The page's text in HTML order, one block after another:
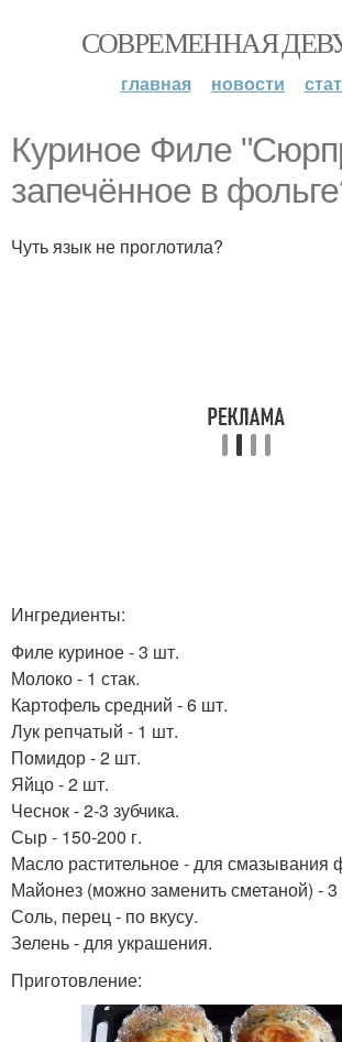
СОВРЕМЕННАЯ
главная новости
Куриное Филе
запечённое в
Чуть язык не проглотила?
Ингредиенты:
Филе куриное - 3 шт.
Молоко - 1 стак.
Картофель средний - 6 шт.
Лук репчатый - 1 шт.
Помидор - 2 шт.
Яйцо - 2 шт.
Чеснок - 2-3 зубчика.
Сыр - 150-200 г.
Масло растительное - для смазывания
Майонез (можно заменить сметаной) - 3
Соль, перец - по вкусу.
Зелень - для украшения.
Приготовление: